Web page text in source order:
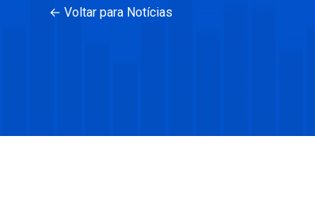
← Voltar para Notícias